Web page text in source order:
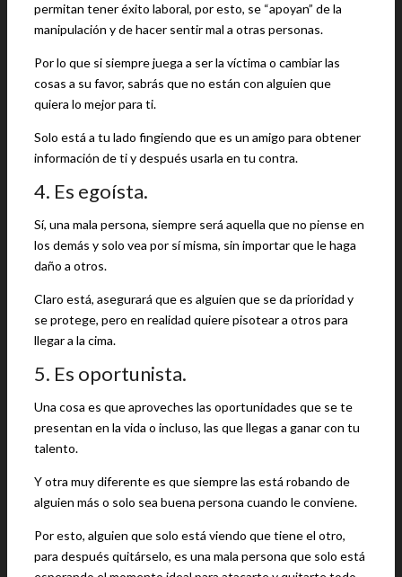
permitan tener éxito laboral, por esto, se “apoyan” de la
manipulación y de hacer sentir mal a otras personas.
Por lo que si siempre juega a ser la víctima o cambiar las
cosas a su favor, sabrás que no están con alguien que
quiera lo mejor para ti.
Solo está a tu lado fingiendo que es un amigo para obtener
información de ti y después usarla en tu contra.
4. Es egoísta.
Sí, una mala persona, siempre será aquella que no piense en
los demás y solo vea por sí misma, sin importar que le haga
daño a otros.
Claro está, asegurará que es alguien que se da prioridad y
se protege, pero en realidad quiere pisotear a otros para
llegar a la cima.
5. Es oportunista.
Una cosa es que aproveches las oportunidades que se te
presentan en la vida o incluso, las que llegas a ganar con tu
talento.
Y otra muy diferente es que siempre las está robando de
alguien más o solo sea buena persona cuando le conviene.
Por esto, alguien que solo está viendo que tiene el otro,
para después quitárselo, es una mala persona que solo está